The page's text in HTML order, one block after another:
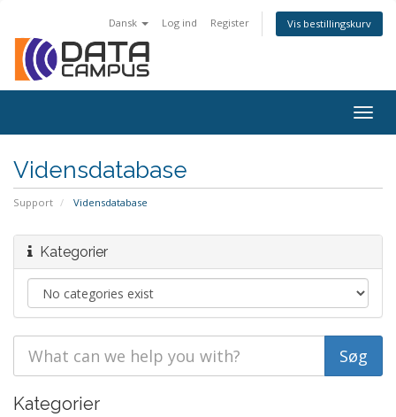
Dansk Log ind Register Vis bestillingskurv
Vidensdatabase
Support Vidensdatabase
Kategorier
Kategorier